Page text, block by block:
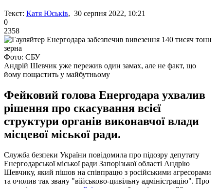
Текст: Катя Юськів, 30 серпня 2022, 10:21
0
2358
Фото: СБУ
Андрій Шевчик уже пережив один замах, але не факт, що
йому пощастить у майбутньому
Фейковий голова Енергодара ухвалив
рішення про скасування всієї
структури органів виконавчої влади
місцевої міської ради.
Служба безпеки України повідомила про підозру депутату
Енергодарської міської ради Запорізької області Андрію
Шевчику, який пішов на співпрацю з російськими агресорами
та очолив так звану "військово-цивільну адміністрацію". Про